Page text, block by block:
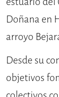
Doñana en
arroyo
Desde su
objetivos